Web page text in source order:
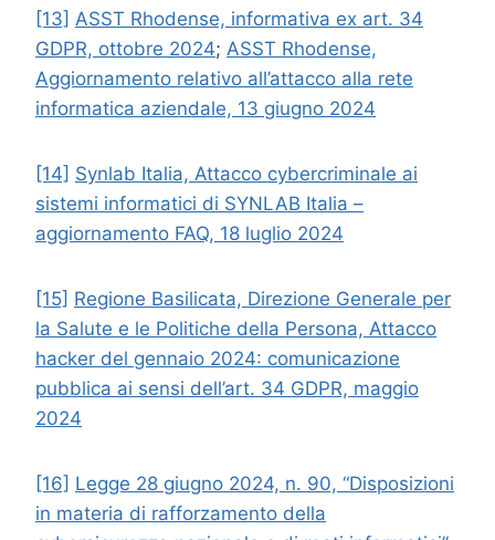
[13] ASST Rhodense, informativa ex art. 34
GDPR, ottobre 2024; ASST Rhodense,
Aggiornamento relativo all’attacco alla rete
informatica aziendale, 13 giugno 2024
[14] Synlab Italia, Attacco cybercriminale ai
sistemi informatici di SYNLAB Italia –
aggiornamento FAQ, 18 luglio 2024
[15] Regione Basilicata, Direzione Generale per
la Salute e le Politiche della Persona, Attacco
hacker del gennaio 2024: comunicazione
pubblica ai sensi dell’art. 34 GDPR, maggio
2024
[16] Legge 28 giugno 2024, n. 90, “Disposizioni
in materia di rafforzamento della